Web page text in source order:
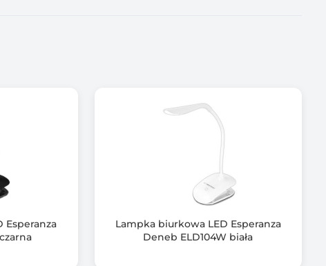
Esperanza
Lampka biurkowa LED Esperanza
Deneb ELD104W biała